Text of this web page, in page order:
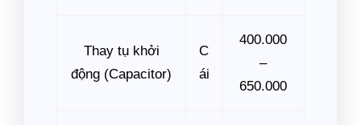
Thay tụ khởi
động (Capacitor)
C
ái
400.000
–
650.000